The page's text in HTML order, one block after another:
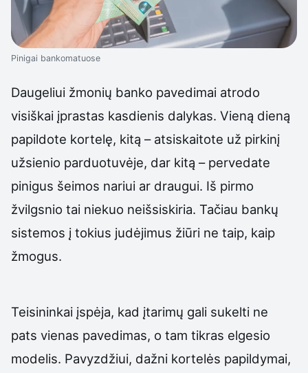
Pinigai bankomatuose
Daugeliui žmonių banko pavedimai atrodo
visiškai įprastas kasdienis dalykas. Vieną dieną
papildote kortelę, kitą – atsiskaitote už pirkinį
užsienio parduotuvėje, dar kitą – pervedate
pinigus šeimos nariui ar draugui. Iš pirmo
žvilgsnio tai niekuo neišsiskiria. Tačiau bankų
sistemos į tokius judėjimus žiūri ne taip, kaip
žmogus.
Teisininkai įspėja, kad įtarimų gali sukelti ne
pats vienas pavedimas, o tam tikras elgesio
modelis. Pavyzdžiui, dažni kortelės papildymai,